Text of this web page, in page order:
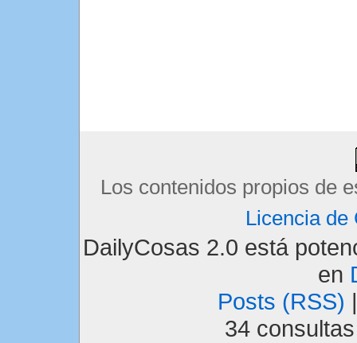
Los contenidos propios de
Licencia de
DailyCosas 2.0 está
en
Posts (RSS)
34